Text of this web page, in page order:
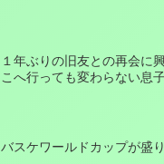
１年ぶりの旧友との再会に
こへ行っても変わらない息
バスケワールドカップが盛